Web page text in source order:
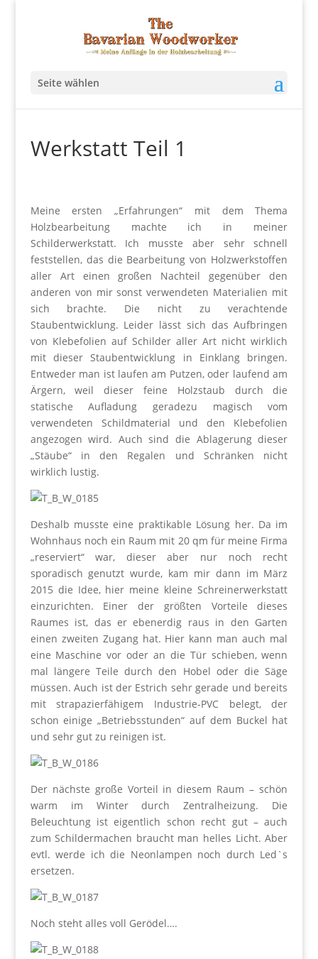
Seite wählen
Werkstatt Teil 1
Meine ersten „Erfahrungen“ mit dem Thema
Holzbearbeitung machte ich in meiner
Schilderwerkstatt. Ich musste aber sehr schnell
feststellen, das die Bearbeitung von Holzwerkstoffen
aller Art einen großen Nachteil gegenüber den
anderen von mir sonst verwendeten Materialien mit
sich brachte. Die nicht zu verachtende
Staubentwicklung. Leider lässt sich das Aufbringen
von Klebefolien auf Schilder aller Art nicht wirklich
mit dieser Staubentwicklung in Einklang bringen.
Entweder man ist laufen am Putzen, oder laufend am
Ärgern, weil dieser feine Holzstaub durch die
statische Aufladung geradezu magisch vom
verwendeten Schildmaterial und den Klebefolien
angezogen wird. Auch sind die Ablagerung dieser
„Stäube“ in den Regalen und Schränken nicht
wirklich lustig.
Deshalb musste eine praktikable Lösung her. Da im
Wohnhaus noch ein Raum mit 20 qm für meine Firma
„reserviert“ war, dieser aber nur noch recht
sporadisch genutzt wurde, kam mir dann im März
2015 die Idee, hier meine kleine Schreinerwerkstatt
einzurichten. Einer der größten Vorteile dieses
Raumes ist, das er ebenerdig raus in den Garten
einen zweiten Zugang hat. Hier kann man auch mal
eine Maschine vor oder an die Tür schieben, wenn
mal längere Teile durch den Hobel oder die Säge
müssen. Auch ist der Estrich sehr gerade und bereits
mit strapazierfähigem Industrie-PVC belegt, der
schon einige „Betriebsstunden“ auf dem Buckel hat
und sehr gut zu reinigen ist.
Der nächste große Vorteil in diesem Raum – schön
warm im Winter durch Zentralheizung. Die
Beleuchtung ist eigentlich schon recht gut – auch
zum Schildermachen braucht man helles Licht. Aber
evtl. werde ich die Neonlampen noch durch Led`s
ersetzen.
Noch steht alles voll Gerödel….